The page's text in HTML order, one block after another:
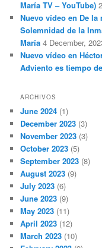
María TV – YouTube)
Nuevo vídeo en De la
Solemnidad de la
María 4 December,
Nuevo vídeo en
Adviento es tiempo
ARCHIVOS
June 2024 (1)
December 2023 (3)
November 2023 (3)
October 2023 (5)
September 2023 (8)
August 2023 (9)
July 2023 (6)
June 2023 (9)
May 2023 (11)
April 2023 (12)
March 2023 (10)